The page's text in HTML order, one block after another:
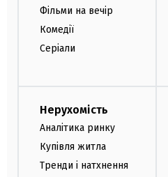
Фільми на вечір
Комедії
Серіали
Нерухомість
Аналітика ринку
Купівля житла
Тренди і натхнення